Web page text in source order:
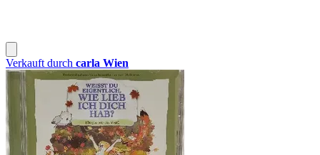
Verkauft durch carla Wien